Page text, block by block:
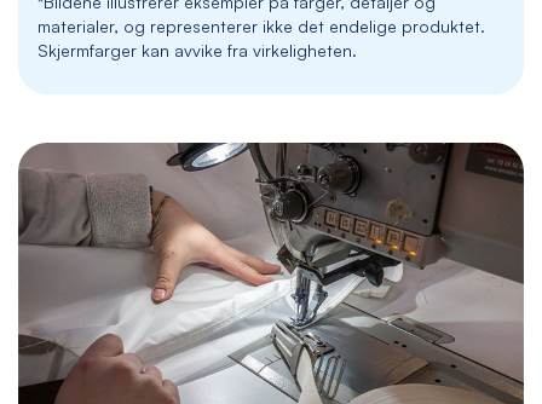
materialer, og representerer ikke det endelige produktet.
Skjermfarger kan avvike fra virkeligheten.